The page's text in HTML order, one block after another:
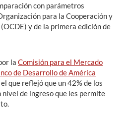
con parámetros
para la Cooperación y
y de la primera edición de
la Comisión para el Mercado
de Desarrollo de América
, el que reflejó que un 42% de los
de ingreso que les permite